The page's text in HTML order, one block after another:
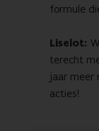
formule
Liselot:
terecht
jaar
acties!